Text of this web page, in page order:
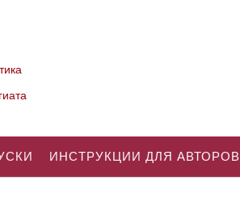
ИНСТРУКЦИИ ДЛЯ АВТОРОВ